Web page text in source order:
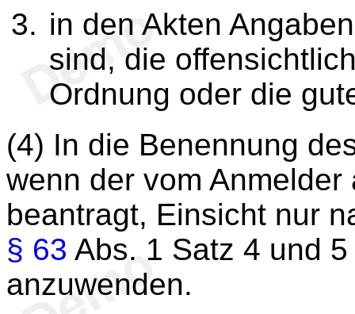
in den Akten
sind, die
Ordnung oder die
(4) In die Benennung
wenn der vom
beantragt, Einsicht nur
§ 63 Abs. 1 Satz 4 und
anzuwenden.